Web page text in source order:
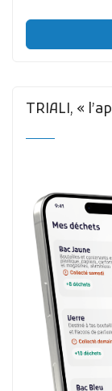
TRIALI, «